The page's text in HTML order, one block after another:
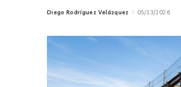
Posted
Diego Rodríguez Velázquez 05/13/2026